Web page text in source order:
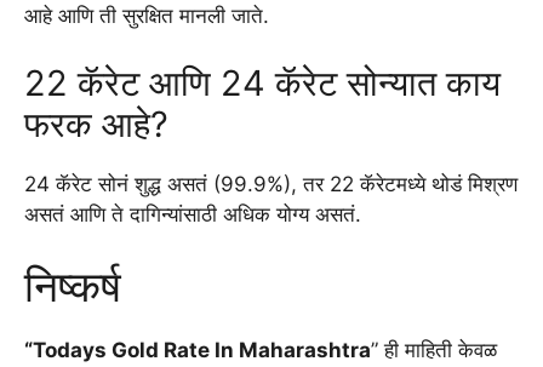
आहे आणि ती सुरक्षित मानली जाते.
22 कॅरेट आणि 24 कॅरेट सोन्यात काय
फरक आहे?
24 कॅरेट सोनं शुद्ध असतं (99.9%), तर 22 कॅरेटमध्ये थोडं मिश्रण
असतं आणि ते दागिन्यांसाठी अधिक योग्य असतं.
निष्कर्ष
“Todays Gold Rate In Maharashtra” ही माहिती केवळ